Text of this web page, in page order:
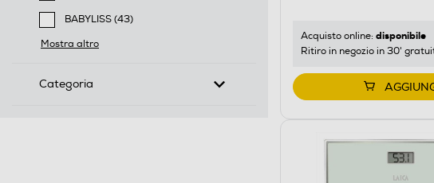
Filtra per Marca: BABY BELL
BABYLISS (43)
Filtra per Marca: BABYLISS
Mostra altro
Categoria
Acquisto online: disponibile
Ritiro in negozio in 30'